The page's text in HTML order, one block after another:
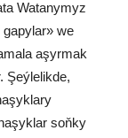
Watanymyz
we
aşyrmak
Şeýlelikde,
soňky